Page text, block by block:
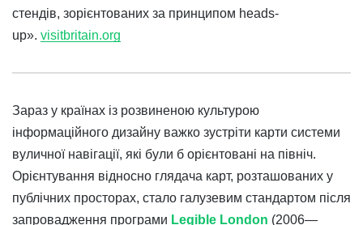
стендів, зорієнтованих за принципом heads-
up». visitbritain.org
Зараз у країнах із розвиненою культурою
інформаційного дизайну важко зустріти карти системи
вуличної навігації, які були б орієнтовані на північ.
Орієнтування відносно глядача карт, розташованих у
публічних просторах, стало галузевим стандартом після
запровадження програми Legible London (2006—